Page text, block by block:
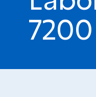
7200